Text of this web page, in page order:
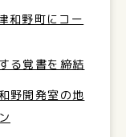
和野町にコー
る覚書を締結
野開発室の地